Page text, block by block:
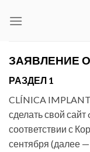
ЗАЯВЛЕНИЕ
РАЗДЕЛ 1
CLÍNICA
сделать свой
соответствии с
сентября (далее